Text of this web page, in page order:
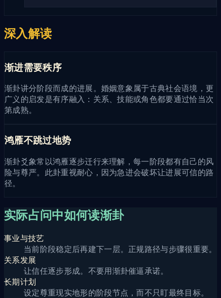
深入解读
渐进需要秩序
渐卦讲分阶段而成的进展。婚姻意象属于古典社会语境，更
广义的启发是有序融入：关系、技能或角色都要通过恰当次
第成熟。
鸿雁不跳过地势
渐卦爻象常以鸿雁逐步迁行来理解，每一阶段都有自己的风
险与尊严。此卦重视耐心，因为急进会破坏让进展可信的路
径。
实际占问中如何读渐卦
事业与技艺
当前阶段稳定后再建下一层。正规路径与步骤很重要。
关系发展
让信任逐步形成。不要用渐卦催逼承诺。
长期计划
设定尊重现实地形的阶段节点，而不只盯最终目标。